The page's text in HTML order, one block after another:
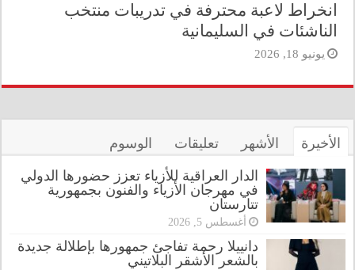
انخراط لاعبة محترفة في تدريبات منتخب
الناشئات في السليمانية
يونيو 18, 2026
الأخيرة الأشهر تعليقات الوسوم
الدار العراقية للأزياء تعزز حضورها الدولي
في مهرجان الأزياء والفنون بجمهورية
تتارستان
أغسطس 5, 2026
دانييلا رحمة تفاجئ جمهورها بإطلالة جديدة
بالشعر الأشقر البلاتيني